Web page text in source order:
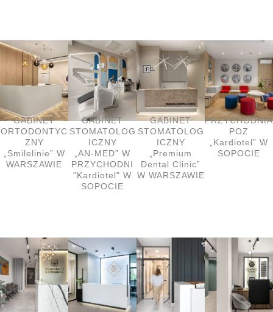
GABINET
ORTODONTYC
ZNY
„Smilelinie” W
WARSZAWIE
GABINET
STOMATOLOG
ICZNY
„AN-MED” W
PRZYCHODNI
"Kardiotel" W
SOPOCIE
GABINET
STOMATOLOG
ICZNY
„Premium
Dental Clinic”
W WARSZAWIE
PRZYCHODNIA
POZ
„Kardiotel” W
SOPOCIE